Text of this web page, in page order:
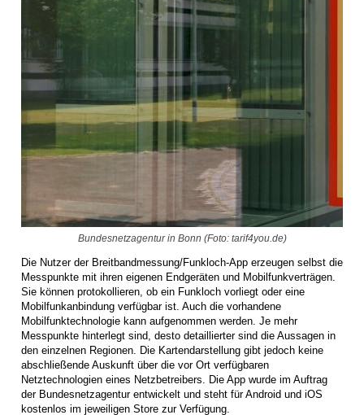
Bundesnetzagentur in Bonn (Foto: tarif4you.de)
Die Nutzer der Breitbandmessung/Funkloch-App erzeugen selbst die
Messpunkte mit ihren eigenen Endgeräten und Mobilfunkverträgen.
Sie können protokollieren, ob ein Funkloch vorliegt oder eine
Mobilfunkanbindung verfügbar ist. Auch die vorhandene
Mobilfunktechnologie kann aufgenommen werden. Je mehr
Messpunkte hinterlegt sind, desto detaillierter sind die Aussagen in
den einzelnen Regionen. Die Kartendarstellung gibt jedoch keine
abschließende Auskunft über die vor Ort verfügbaren
Netztechnologien eines Netzbetreibers. Die App wurde im Auftrag
der Bundesnetzagentur entwickelt und steht für Android und iOS
kostenlos im jeweiligen Store zur Verfügung.